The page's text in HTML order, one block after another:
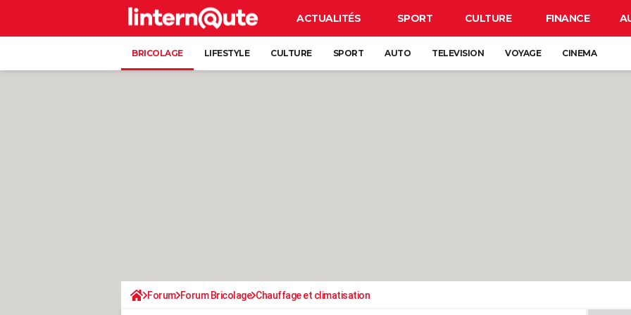
ACTUALITÉS SPORT CULTURE FINANCE
BRICOLAGE LIFESTYLE CULTURE SPORT AUTO TELEVISION VOYAGE CINEMA
Forum Forum Bricolage Chauffage et climatisation